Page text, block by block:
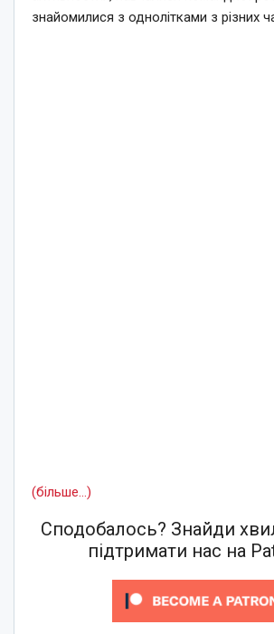
знайомилися з однолітками з різних
(більше…)
Сподобалось? Знайди
підтримати нас на